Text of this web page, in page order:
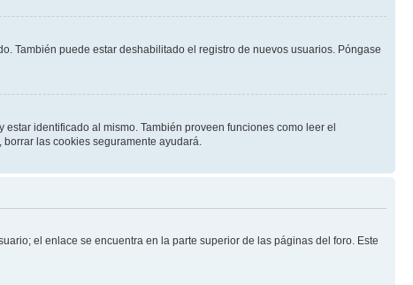
También puede estar deshabilitado el registro de nuevos usuarios. Póngase
identificado al mismo. También proveen funciones como leer el
las cookies seguramente ayudará.
el enlace se encuentra en la parte superior de las páginas del foro. Este